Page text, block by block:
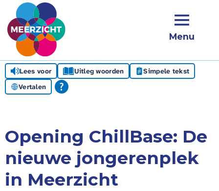
Menu
Lees voor Uitleg woorden
Simpele tekst
Vertalen
Opening ChillBase: De
nieuwe jongerenplek
in Meerzicht